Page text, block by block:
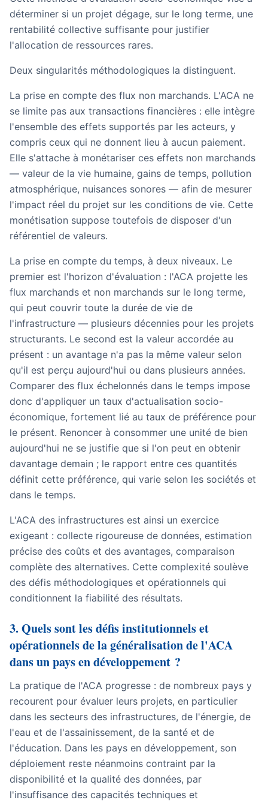
déterminer si un projet dégage, sur le long terme, une
rentabilité collective suffisante pour justifier
l'allocation de ressources rares.
Deux singularités méthodologiques la distinguent.
La prise en compte des flux non marchands. L'ACA ne
se limite pas aux transactions financières : elle intègre
l'ensemble des effets supportés par les acteurs, y
compris ceux qui ne donnent lieu à aucun paiement.
Elle s'attache à monétariser ces effets non marchands
— valeur de la vie humaine, gains de temps, pollution
atmosphérique, nuisances sonores — afin de mesurer
l'impact réel du projet sur les conditions de vie. Cette
monétisation suppose toutefois de disposer d'un
référentiel de valeurs.
La prise en compte du temps, à deux niveaux. Le
premier est l'horizon d'évaluation : l'ACA projette les
flux marchands et non marchands sur le long terme,
qui peut couvrir toute la durée de vie de
l'infrastructure — plusieurs décennies pour les projets
structurants. Le second est la valeur accordée au
présent : un avantage n'a pas la même valeur selon
qu'il est perçu aujourd'hui ou dans plusieurs années.
Comparer des flux échelonnés dans le temps impose
donc d'appliquer un taux d'actualisation socio-
économique, fortement lié au taux de préférence pour
le présent. Renoncer à consommer une unité de bien
aujourd'hui ne se justifie que si l'on peut en obtenir
davantage demain ; le rapport entre ces quantités
définit cette préférence, qui varie selon les sociétés et
dans le temps.
L'ACA des infrastructures est ainsi un exercice
exigeant : collecte rigoureuse de données, estimation
précise des coûts et des avantages, comparaison
complète des alternatives. Cette complexité soulève
des défis méthodologiques et opérationnels qui
conditionnent la fiabilité des résultats.
3. Quels sont les défis institutionnels et
opérationnels de la généralisation de l'ACA
dans un pays en développement ?
La pratique de l'ACA progresse : de nombreux pays y
recourent pour évaluer leurs projets, en particulier
dans les secteurs des infrastructures, de l'énergie, de
l'eau et de l'assainissement, de la santé et de
l'éducation. Dans les pays en développement, son
déploiement reste néanmoins contraint par la
disponibilité et la qualité des données, par
l'insuffisance des capacités techniques et